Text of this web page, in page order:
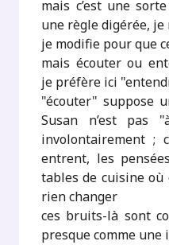
mais c’est une
une règle digérée, je
je modifie pour que
mais écouter ou
je préfère ici
"écouter" suppose
Susan n’est pas
involontairement ;
entrent, les
tables de cuisine où
rien changer
ces bruits-là sont
presque comme